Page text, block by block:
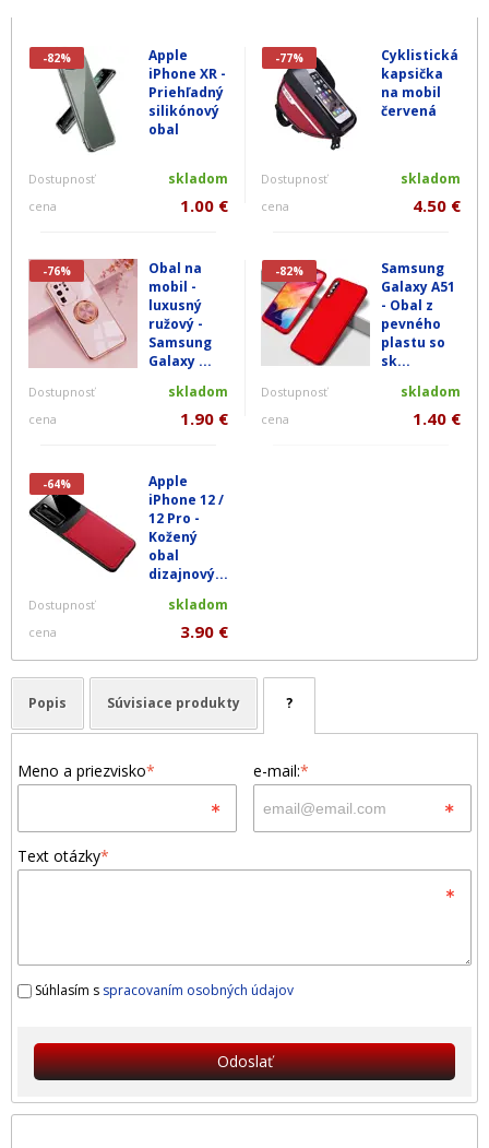
-82%
Apple
iPhone XR -
Priehľadný
silikónový
obal
Dostupnosť skladom
cena 1.00 €
-77%
Cyklistická
kapsička
na mobil
červená
Dostupnosť skladom
cena 4.50 €
-76%
Obal na
mobil -
luxusný
ružový -
Samsung
Galaxy ...
Dostupnosť skladom
cena 1.90 €
-82%
Samsung
Galaxy A51
- Obal z
pevného
plastu so
sk...
Dostupnosť skladom
cena 1.40 €
-64%
Apple
iPhone 12 /
12 Pro -
Kožený
obal
dizajnový...
Dostupnosť skladom
cena 3.90 €
Popis Súvisiace produkty ?
Meno a priezvisko* e-mail:*
Text otázky*
Súhlasím s spracovaním osobných údajov
Odoslať